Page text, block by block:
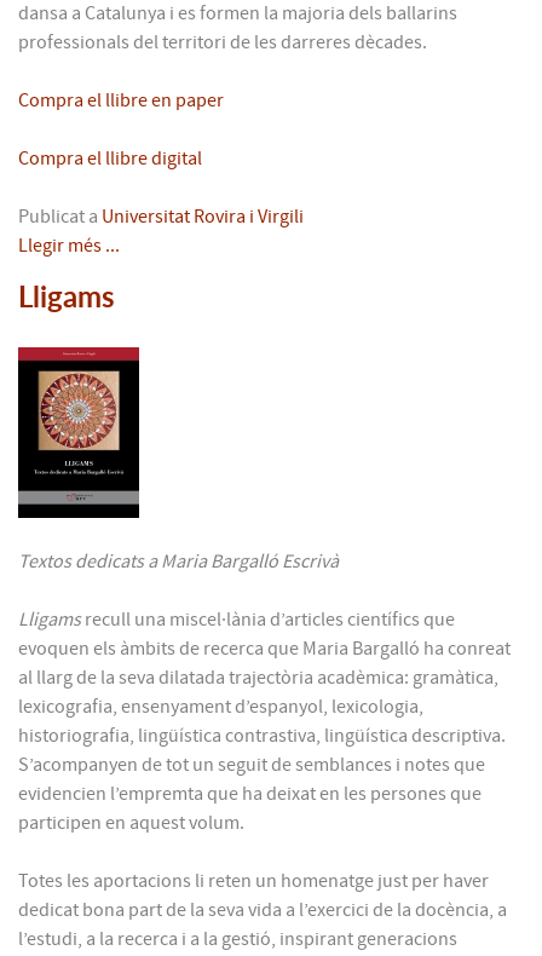
dansa a Catalunya i es formen la majoria dels ballarins
professionals del territori de les darreres dècades.
Compra el llibre en paper
Compra el llibre digital
Publicat a Universitat Rovira i Virgili
Llegir més ...
Lligams
Textos dedicats a Maria Bargalló Escrivà
Lligamsrecull una miscel·lània d’articles científics que
evoquen els àmbits de recerca que Maria Bargalló ha conreat
al llarg de la seva dilatada trajectòria acadèmica: gramàtica,
lexicografia, ensenyament d’espanyol, lexicologia,
historiografia, lingüística contrastiva, lingüística descriptiva.
S’acompanyen de tot un seguit de semblances i notes que
evidencien l’empremta que ha deixat en les persones que
participen en aquest volum.
Totes les aportacions li reten un homenatge just per haver
dedicat bona part de la seva vida a l’exercici de la docència, a
l’estudi, a la recerca i a la gestió, inspirant generacions